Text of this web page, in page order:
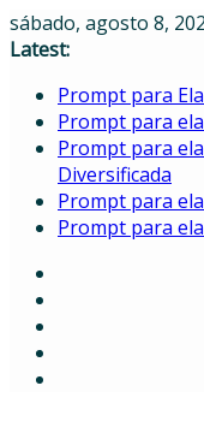
Skip
to
sábado, agosto 8,
Latest:
Prompt para
Prompt para
Prompt para
Diversificada
Prompt para
Prompt para